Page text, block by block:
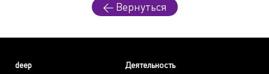
← Вернуться
deep
Деятельность